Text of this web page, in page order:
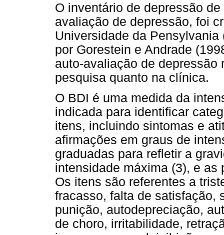
O inventário de depressão
avaliação de depressão, foi
Universidade da
por Gorestein e Andrade
auto-avaliação de depressão
pesquisa quanto na clínica.
O BDI é uma medida da
indicada para identificar
itens, incluindo sintomas e
afirmações em graus de
graduadas para refletir a
intensidade máxima (3), e as
Os itens são referentes a
fracasso, falta de satisfação,
punição, autodepreciação,
de choro, irritabilidade,